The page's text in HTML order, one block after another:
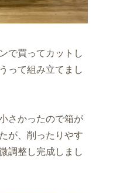
で買ってカットし
って組み立てまし
さかったので箱が
が、削ったりやす
調整し完成しまし